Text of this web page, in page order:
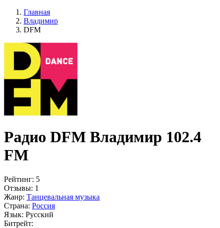
Главная
Владимир
DFM
Радио DFM Владимир 102.4
FM
Рейтинг: 5
Отзывы: 1
Жанр: Танцевальная музыка
Страна: Россия
Язык: Русский
Битрейт: